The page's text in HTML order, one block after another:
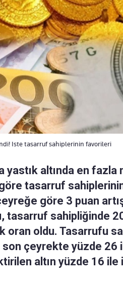
Iste tasarruf sahiplerinin favorileri
yastık altında en fazla
tasarruf
göre 3 puan
tasarruf sahipliğinde
oran oldu. Tasarrufu
son çeyrekte yüzde 26
altın yüzde 16 ile